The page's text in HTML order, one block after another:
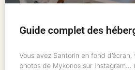
Vous avez Santorin en fond
photos de Mykonos sur Instagram…